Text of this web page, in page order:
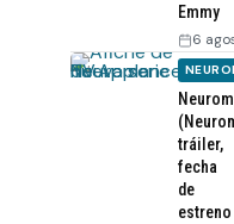
Emmy
6
tráiler,
fecha
de
estreno